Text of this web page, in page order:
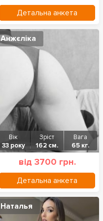
Детальна анкета
Анжєліка
Вік
33 року
Зріст
162 см.
Вага
65 кг.
від 3700 грн.
Детальна анкета
Наталья